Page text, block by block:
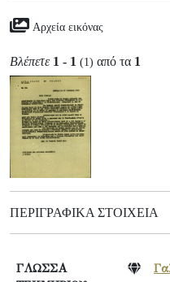
Αρχεία εικόνας
Βλέπετε 1 - 1 (1) από τα 1
ΠΕΡΙΓΡΑΦΙΚΆ ΣΤΟΙΧΕΊΑ
ΓΛΩΣΣΑ